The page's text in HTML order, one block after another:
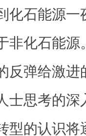
化石能源
非化石能
反弹给激进
士思考的深
型的认识